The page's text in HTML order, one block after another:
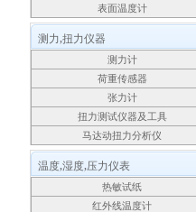
表面温度计
测力,扭力仪器
测力计
荷重传感器
张力计
扭力测试仪器及工具
马达动扭力分析仪
温度,湿度,压力仪表
热敏试纸
红外线温度计